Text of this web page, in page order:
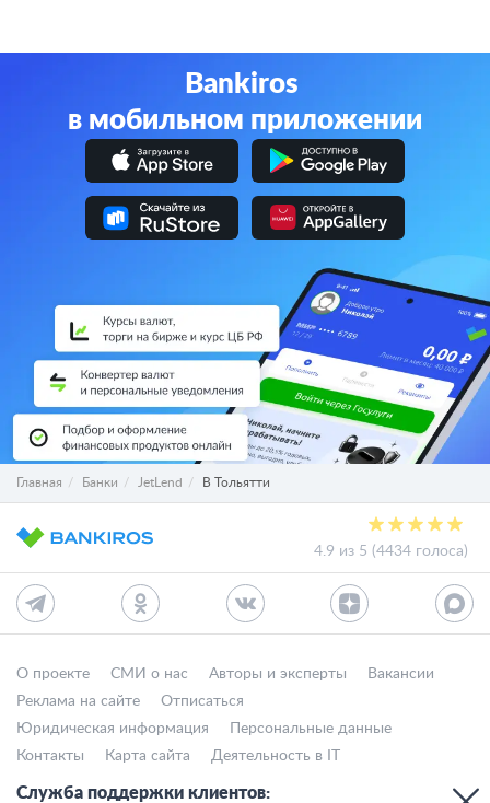
Bankiros
в мобильном приложении
Главная Банки JetLend В Тольятти
4.9 из 5 (4434 голоса)
О проекте СМИ о нас Авторы и эксперты
Вакансии
Реклама на сайте
Отписаться
Юридическая информация
Персональные данные
Контакты
Карта сайта Деятельность в IT
Служба поддержки клиентов: